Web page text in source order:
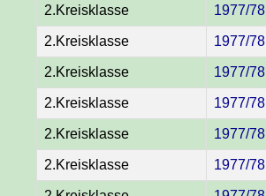
2.Kreisklasse 1977/78
2.Kreisklasse 1977/78
2.Kreisklasse 1977/78
2.Kreisklasse 1977/78
2.Kreisklasse 1977/78
2.Kreisklasse 1977/78